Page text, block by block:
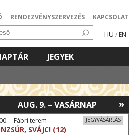
RENDEZVÉNYSZERVEZÉS KAPCSOLAT
HU / EN
JEGYEK
»
AUG. 9. – VASÁRNAP
JEGYVÁSÁRLÁS
Fábri terem
SVÁJC! (12)